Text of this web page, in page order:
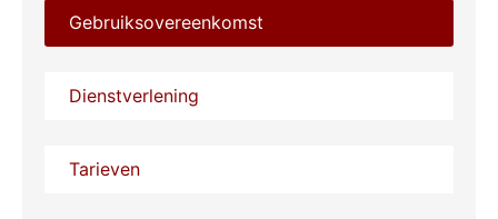
Gebruiksovereenkomst
Dienstverlening
Tarieven